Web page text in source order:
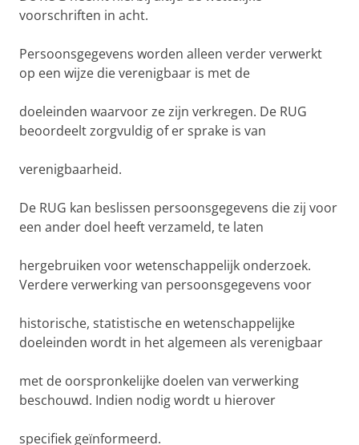
voorschriften in acht.
Persoonsgegevens worden alleen verder verwerkt
op een wijze die verenigbaar is met de
doeleinden waarvoor ze zijn verkregen. De RUG
beoordeelt zorgvuldig of er sprake is van
verenigbaarheid.
De RUG kan beslissen persoonsgegevens die zij voor
een ander doel heeft verzameld, te laten
hergebruiken voor wetenschappelijk onderzoek.
Verdere verwerking van persoonsgegevens voor
historische, statistische en wetenschappelijke
doeleinden wordt in het algemeen als verenigbaar
met de oorspronkelijke doelen van verwerking
beschouwd. Indien nodig wordt u hierover
specifiek geïnformeerd.